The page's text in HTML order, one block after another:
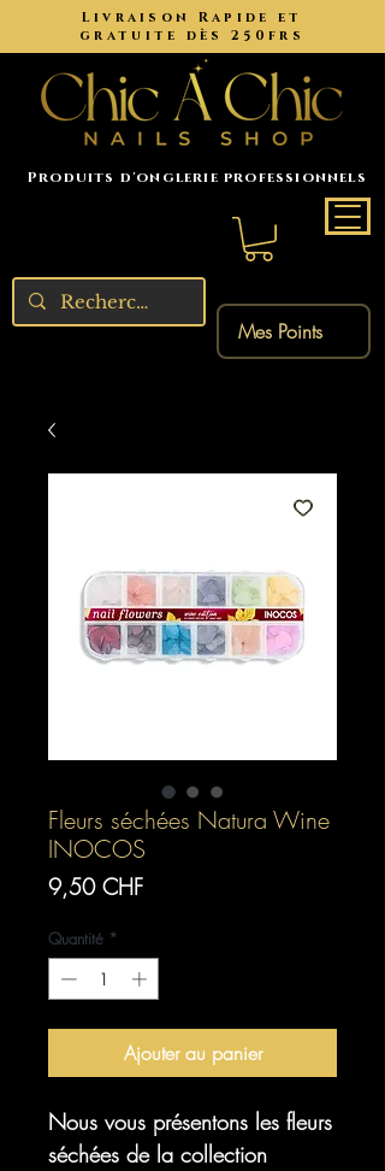
Livraison Rapide et
gratuite dès 250frs
Produits d'onglerie professionnels
Mes Points
Fleurs séchées Natura Wine
INOCOS
9,50 CHFPrix
Quantité *
Ajouter au panier
Nous vous présentons les fleurs
séchées de la collection